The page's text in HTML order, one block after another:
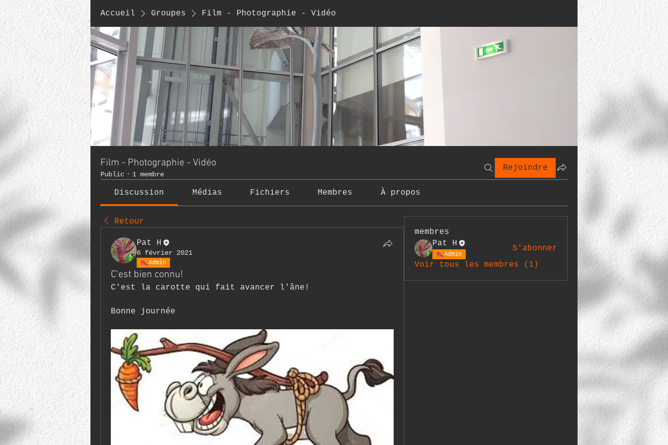
Accueil Groupes Film - Photographie - Vidéo
Film - Photographie - Vidéo
Public · 1 membre
Rejoindre
Discussion Médias Fichiers Membres À propos
Retour
Pat H
6 février 2021
Admin
C'est bien connu!
C'est la carotte qui fait avancer l'âne!
Bonne journée
membres
Pat H
Admin
S'abonner
Voir tous les membres (1)